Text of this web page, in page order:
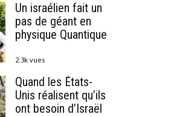
Un israélien fait un
pas de géant en
physique Quantique
2.3k vues
Quand les États-
Unis réalisent qu’ils
ont besoin d’Israël